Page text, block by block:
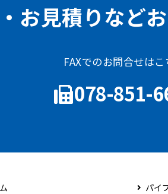
お見積りなど
FAXでのお問合せはこ
078-851-
パイ